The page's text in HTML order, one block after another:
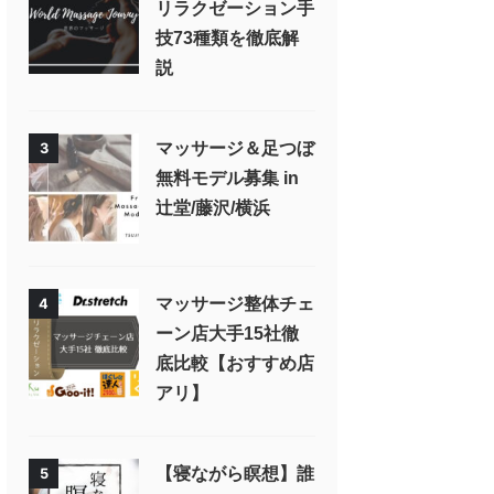
リラクゼーション手
技73種類を徹底解
説
3
マッサージ＆足つぼ
無料モデル募集 in
辻堂/藤沢/横浜
4
マッサージ整体チェ
ーン店大手15社徹
底比較【おすすめ店
アリ】
5 【寝ながら瞑想】誰